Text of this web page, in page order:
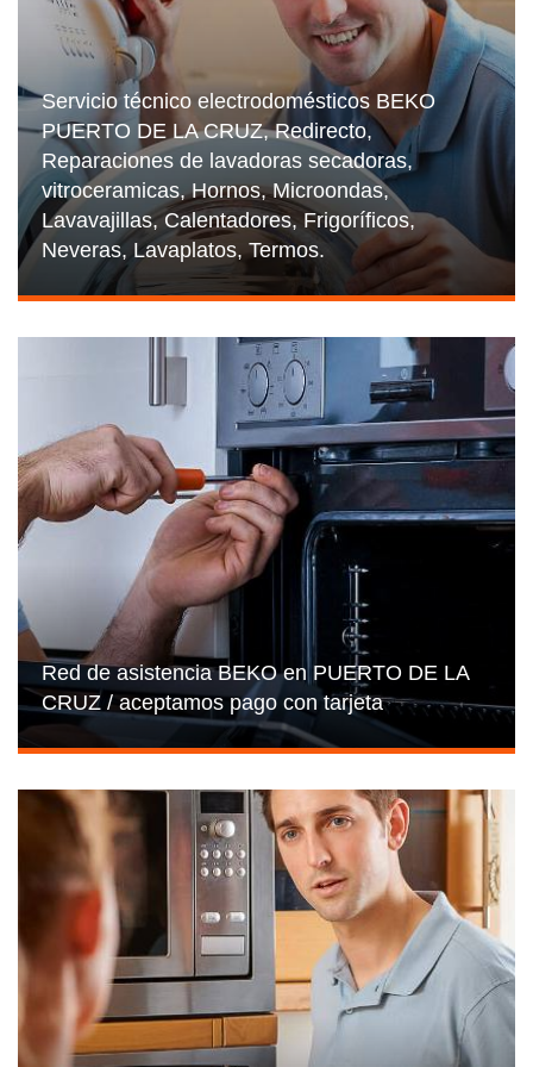
Servicio técnico electrodomésticos BEKO
PUERTO DE LA CRUZ, Redirecto,
Reparaciones de lavadoras secadoras,
vitroceramicas, Hornos, Microondas,
Lavavajillas, Calentadores, Frigoríficos,
Neveras, Lavaplatos, Termos.
Red de asistencia BEKO en PUERTO DE LA
CRUZ / aceptamos pago con tarjeta